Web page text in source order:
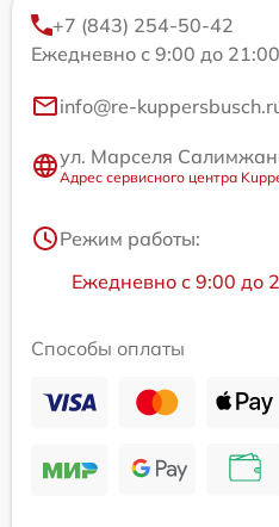
+7 (843) 254-50-42
Ежедневно с 9:00 до 21:00
info@re-
ул. Марселя
Адрес сервисного центра
Режим работы:
Ежедневно с 9:00 до
Способы оплаты